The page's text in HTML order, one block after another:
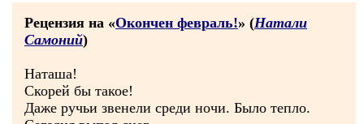
Рецензия на «Окончен февраль!» (Натали
Самоний)
Наташа!
Скорей бы такое!
Даже ручьи звенели среди ночи. Было тепло.